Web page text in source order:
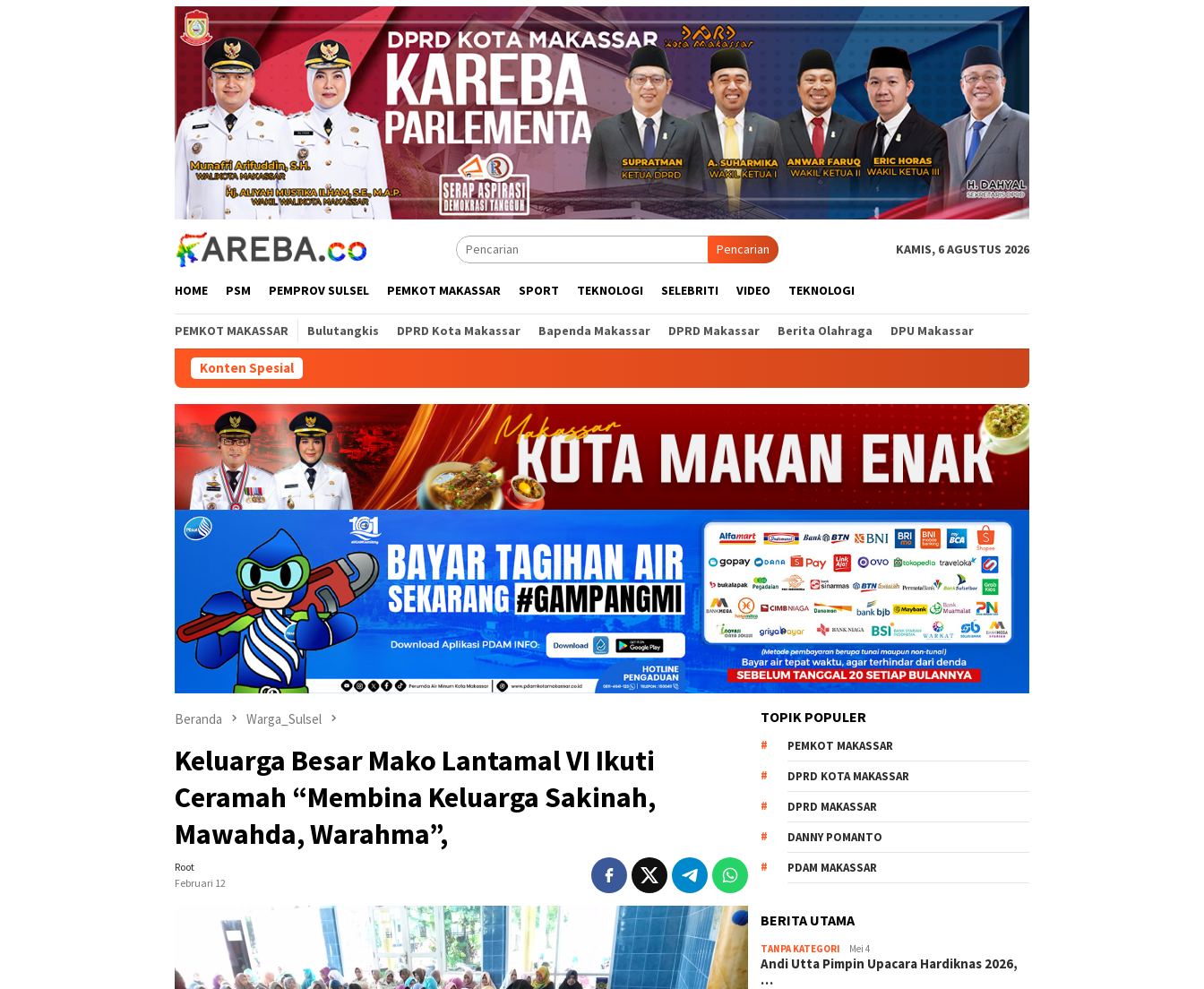
Pencarian KAMIS, 6 AGUSTUS 2026
HOME PSM PEMPROV SULSEL PEMKOT MAKASSAR SPORT TEKNOLOGI SELEBRITI VIDEO TEKNOLOGI
PEMKOT MAKASSAR Bulutangkis DPRD Kota Makassar Bapenda Makassar DPRD Makassar Berita Olahraga DPU Makassar
Konten Spesial
Beranda Warga_Sulsel
Keluarga Besar Mako Lantamal VI Ikuti
Ceramah “Membina Keluarga Sakinah,
Mawahda, Warahma”,
Root
Februari 12
TOPIK POPULER
PEMKOT MAKASSAR
DPRD KOTA MAKASSAR
DPRD MAKASSAR
DANNY POMANTO
PDAM MAKASSAR
BERITA UTAMA
TANPA KATEGORI Mei 4
Andi Utta Pimpin Upacara Hardiknas 2026,
…